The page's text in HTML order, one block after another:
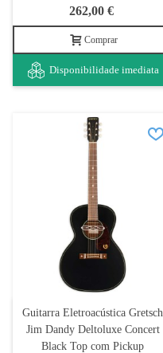
262,00 €
Comprar
Disponibilidade imediata
Guitarra Eletroacústica Gretsch
Jim Dandy Deltoluxe Concert
Black Top com Pickup